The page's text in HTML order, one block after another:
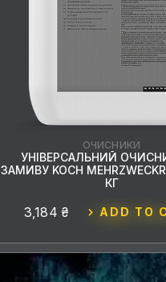
ОЧИСНИКИ
УНІВЕРСАЛЬНИЙ
ЗАМИВУ KOCH
КГ
3,184 ₴ ADD TO